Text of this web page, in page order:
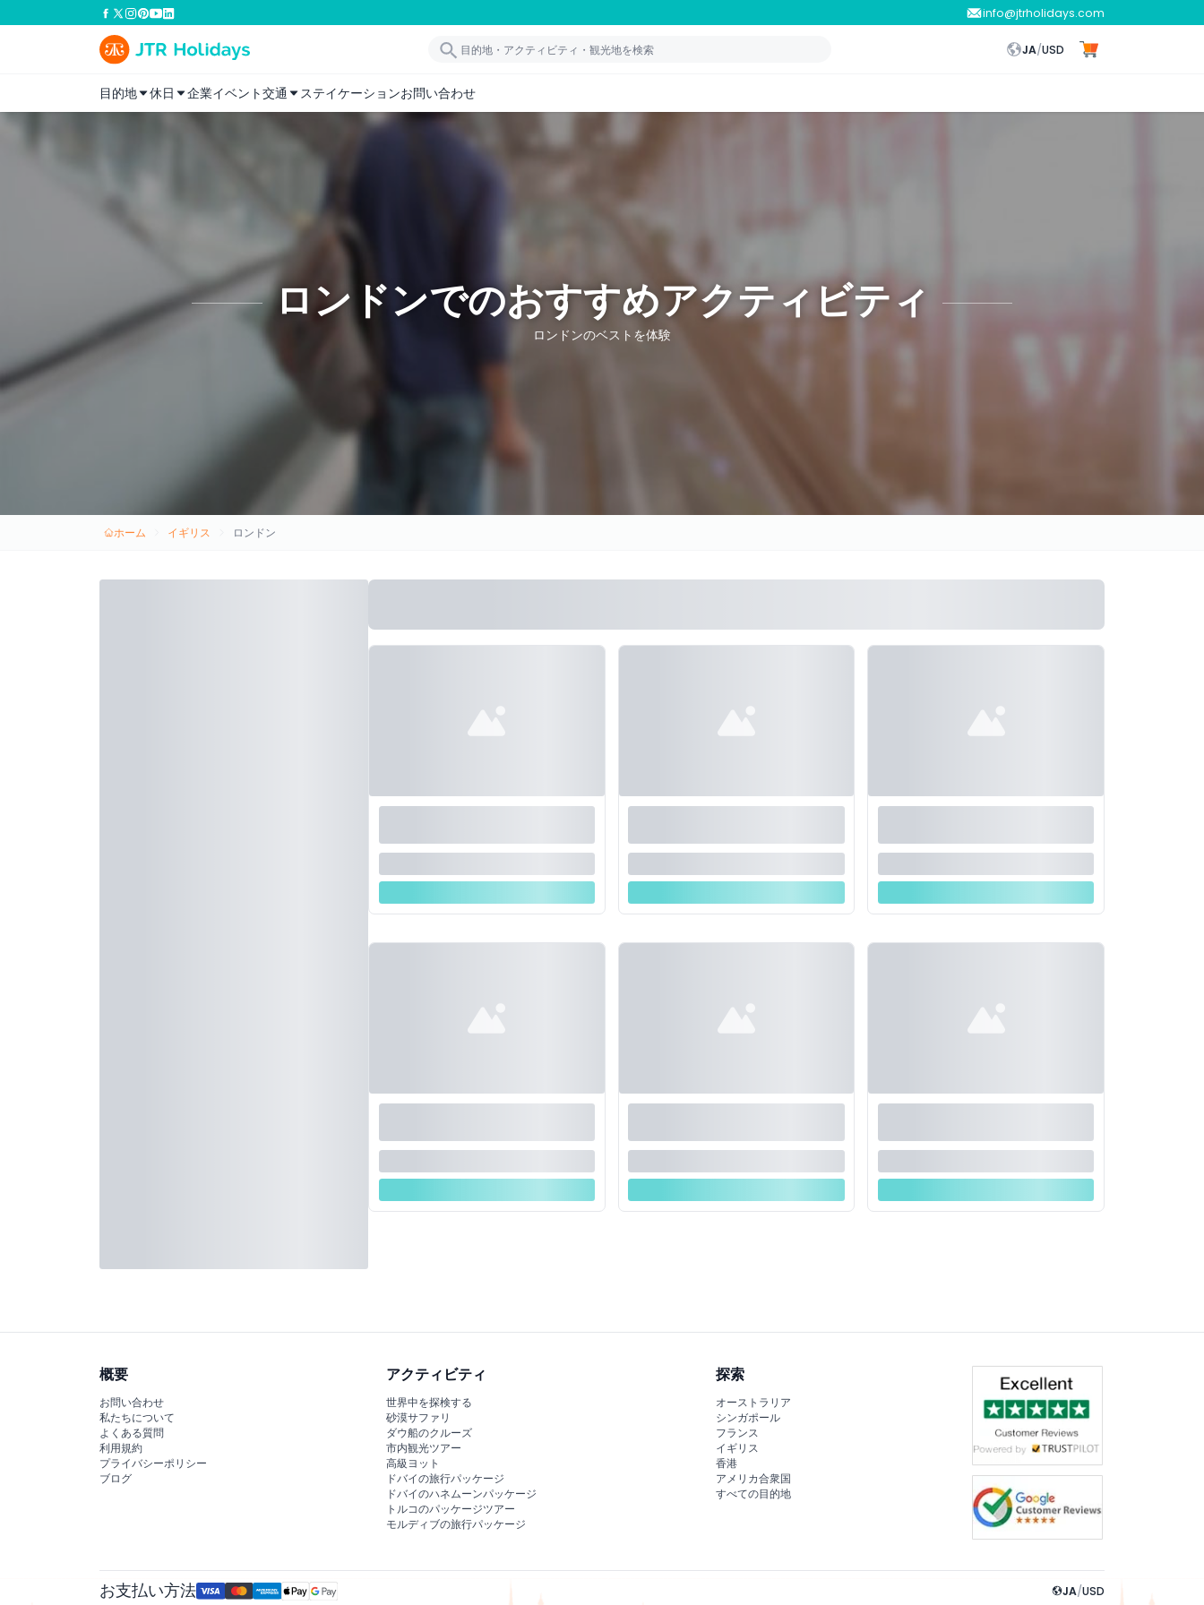
info@jtrholidays.com
JA/USD
目的地 休日 企業イベント交通 ステイケーションお問い合わせ
ロンドンでのおすすめアクティビティ
ロンドンのベストを体験
ホーム イギリス ロンドン
概要
お問い合わせ
私たちについて
よくある質問
利用規約
プライバシーポリシー
ブログ
アクティビティ
世界中を探検する
砂漠サファリ
ダウ船のクルーズ
市内観光ツアー
高級ヨット
ドバイの旅行パッケージ
ドバイのハネムーンパッケージ
トルコのパッケージツアー
モルディブの旅行パッケージ
探索
オーストラリア
シンガポール
フランス
イギリス
香港
アメリカ合衆国
すべての目的地
お支払い方法 JA/USD